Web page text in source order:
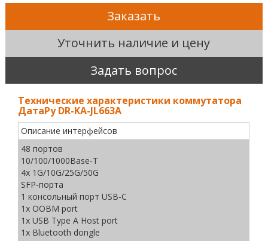
Заказать
Уточнить наличие и цену
Задать вопрос
Технические характеристики коммутатора
ДатаРу DR-KА-JL663A
Описание интерфейсов
48 портов
10/100/1000Base-T
4x 1G/10G/25G/50G
SFP-порта
1 консольный порт USB-C
1x OOBM port
1x USB Type A Host port
1x Bluetooth dongle